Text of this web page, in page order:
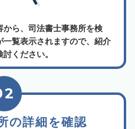
ら、司法書士事務所を検
覧表示されますので、紹介
ください。
の詳細を確認